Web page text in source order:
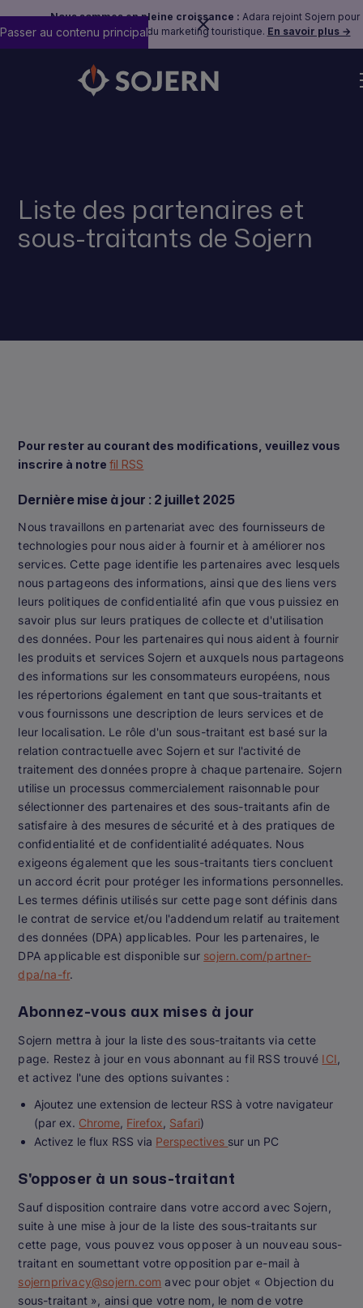
Nous sommes en pleine croissance : Adara rejoint Sojern pour
construire l'avenir du marketing touristique. En savoir plus →
Passer au contenu principal
Liste des partenaires et
sous-traitants de Sojern
Pour rester au courant des modifications, veuillez vous
inscrire à notrefil RSS
Dernière mise à jour : 2 juillet 2025
Nous travaillons en partenariat avec des fournisseurs de
technologies pour nous aider à fournir et à améliorer nos
services. Cette page identifie les partenaires avec lesquels
nous partageons des informations, ainsi que des liens vers
leurs politiques de confidentialité afin que vous puissiez en
savoir plus sur leurs pratiques de collecte et d'utilisation
des données. Pour les partenaires qui nous aident à fournir
les produits et services Sojern et auxquels nous partageons
des informations sur les consommateurs européens, nous
les répertorions également en tant que sous-traitants et
vous fournissons une description de leurs services et de
leur localisation. Le rôle d'un sous-traitant est basé sur la
relation contractuelle avec Sojern et sur l'activité de
traitement des données propre à chaque partenaire. Sojern
utilise un processus commercialement raisonnable pour
sélectionner des partenaires et des sous-traitants afin de
satisfaire à des mesures de sécurité et à des pratiques de
confidentialité et de confidentialité adéquates. Nous
exigeons également que les sous-traitants tiers concluent
un accord écrit pour protéger les informations personnelles.
Les termes définis utilisés sur cette page sont définis dans
le contrat de service et/ou l'addendum relatif au traitement
des données (DPA) applicables. Pour les partenaires, le
DPA applicable est disponible sur sojern.com/partner-
dpa/na-fr.
Abonnez-vous aux mises à jour
Sojern mettra à jour la liste des sous-traitants via cette
page. Restez à jour en vous abonnant au fil RSS trouvé ICI,
et activez l'une des options suivantes :
Ajoutez une extension de lecteur RSS à votre navigateur
(par ex. Chrome, Firefox, Safari)
Activez le flux RSS via Perspectives sur un PC
S'opposer à un sous-traitant
Sauf disposition contraire dans votre accord avec Sojern,
suite à une mise à jour de la liste des sous-traitants sur
cette page, vous pouvez vous opposer à un nouveau sous-
traitant en soumettant votre opposition par e-mail à
sojernprivacy@sojern.com avec pour objet « Objection du
sous-traitant », ainsi que votre nom, le nom de votre